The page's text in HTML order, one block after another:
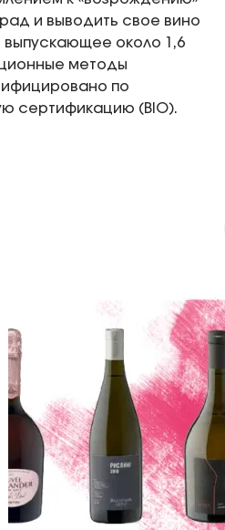
и выводить свое вино
около 1,6
методы
по
сертификацию (BIO).